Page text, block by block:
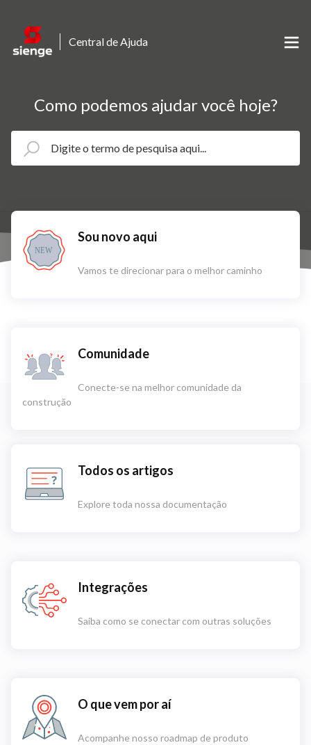
Central de Ajuda
Como podemos ajudar você hoje?
NEW
Sou novo aqui
Vamos te direcionar para o melhor caminho
Comunidade
Conecte-se na melhor comunidade da
construção
Todos os artigos
Explore toda nossa documentação
Integrações
Saiba como se conectar com outras soluções
O que vem por aí
Acompanhe nosso roadmap de produto